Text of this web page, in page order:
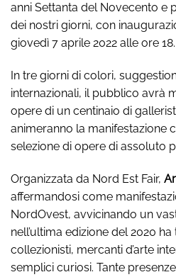
anni Settanta del Novecento e
dei nostri giorni, con
giovedì 7 aprile 2022 alle ore 18.
In tre giorni di colori,
internazionali, il pubblico avrà
opere di un centinaio di
animeranno la manifestazione
selezione di opere di assoluto
Organizzata da Nord Est Fair,
affermandosi come
NordOvest, avvicinando un
nell’ultima edizione del 2020
collezionisti, mercanti d’arte
semplici curiosi. Tante